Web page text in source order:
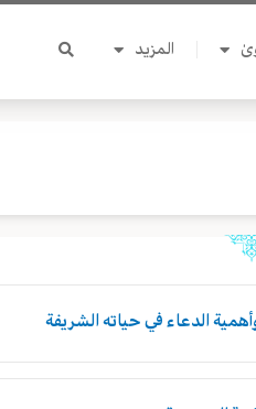
المزيد
الدعاء في حياته الشريفة